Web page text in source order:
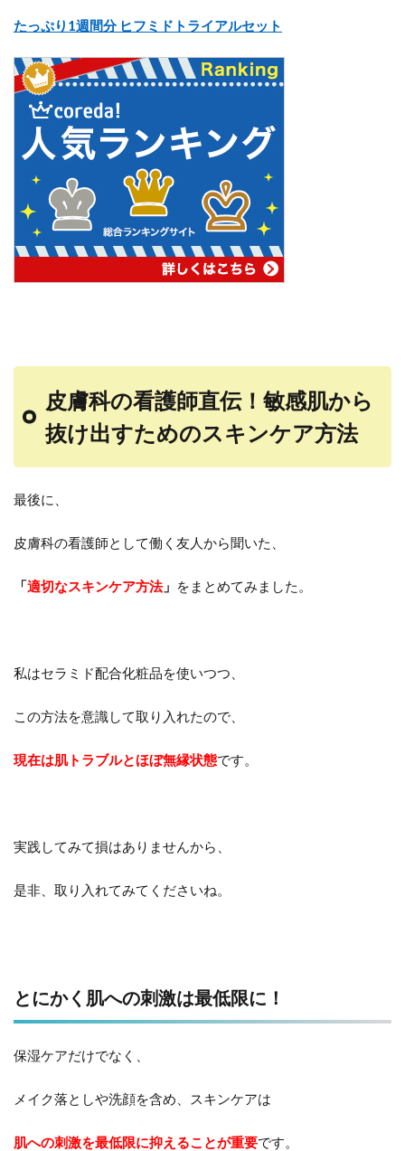
たっぷり1週間分 ヒフミドトライアルセット
皮膚科の看護師直伝！敏感肌から
抜け出すためのスキンケア方法
最後に、
皮膚科の看護師として働く友人から聞いた、
「適切なスキンケア方法」 をまとめてみました。
私はセラミド配合化粧品を使いつつ、
この方法を意識して取り入れたので、
現在は肌トラブルとほぼ無縁状態です。
実践してみて損はありませんから、
是非、取り入れてみてくださいね。
とにかく肌への刺激は最低限に！
保湿ケアだけでなく、
メイク落としや洗顔を含め、スキンケアは
肌への刺激を最低限に抑えることが重要です。